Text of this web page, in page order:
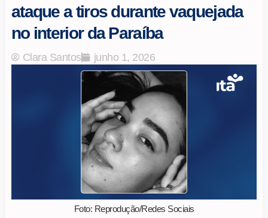
ataque a tiros durante vaquejada
no interior da Paraíba
Clara Santos junho 1, 2026
Foto: Reprodução/Redes Sociais